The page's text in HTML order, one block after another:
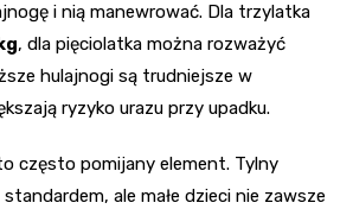
i nią manewrować. Dla trzylatka
, dla pięciolatka można rozważyć
hulajnogi są trudniejsze w
ryzyko urazu przy upadku.
często pomijany element. Tylny
ale małe dzieci nie zawsze